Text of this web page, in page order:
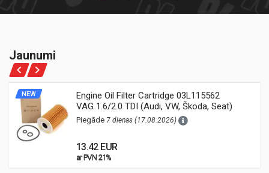
Jaunumi
NEW
Engine Oil Filter Cartridge 03L115562
VAG 1.6/2.0 TDI (Audi, VW, Škoda, Seat)
Piegāde 7 dienas (17.08.2026)
13.42 EUR
ar PVN 21%
ar PVN 21%